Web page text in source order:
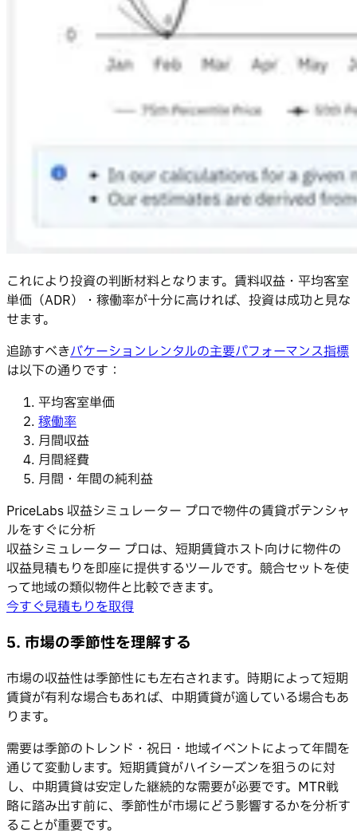
これにより投資の判断材料となります。賃料収益・平均客室
単価（ADR）・稼働率が十分に高ければ、投資は成功と見な
せます。
追跡すべきバケーションレンタルの主要パフォーマンス指標
は以下の通りです：
平均客室単価
稼働率
月間収益
月間経費
月間・年間の純利益
PriceLabs 収益シミュレーター プロで物件の賃貸ポテンシャ
ルをすぐに分析
収益シミュレーター プロは、短期賃貸ホスト向けに物件の
収益見積もりを即座に提供するツールです。競合セットを使
って地域の類似物件と比較できます。
今すぐ見積もりを取得
5. 市場の季節性を理解する
市場の収益性は季節性にも左右されます。時期によって短期
賃貸が有利な場合もあれば、中期賃貸が適している場合もあ
ります。
需要は季節のトレンド・祝日・地域イベントによって年間を
通じて変動します。短期賃貸がハイシーズンを狙うのに対
し、中期賃貸は安定した継続的な需要が必要です。MTR戦
略に踏み出す前に、季節性が市場にどう影響するかを分析す
ることが重要です。